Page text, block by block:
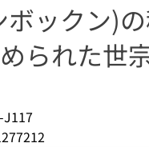
ックン)
られた世
J117